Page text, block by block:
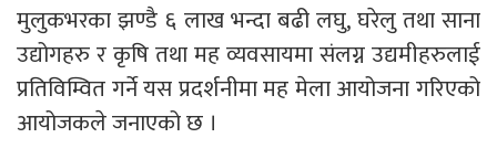
मुलुकभरका झण्डै ६ लाख भन्दा बढी लघु, घरेलु तथा साना
उद्योगहरु र कृषि तथा मह व्यवसायमा संलग्न उद्यमीहरुलाई
प्रतिविम्वित गर्ने यस प्रदर्शनीमा मह मेला आयोजना गरिएको
आयोजकले जनाएको छ ।